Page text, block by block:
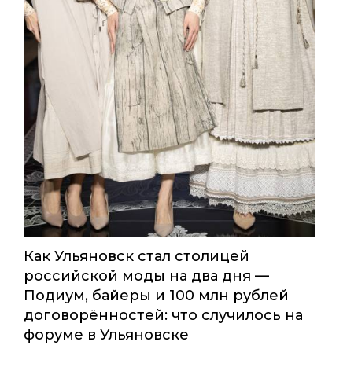
Как Ульяновск стал столицей
российской моды на два дня —
Подиум, байеры и 100 млн рублей
договорённостей: что случилось на
форуме в Ульяновске